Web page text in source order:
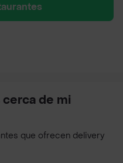
de mi
que ofrecen delivery